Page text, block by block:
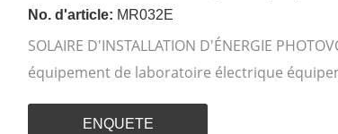
No. d'article: MR032E
SOLAIRE D'INSTALLATION D'ÉNERGIE
équipement de laboratoire électrique
ENQUETE